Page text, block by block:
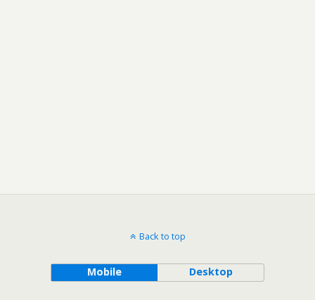
Back to top
Mobile Desktop